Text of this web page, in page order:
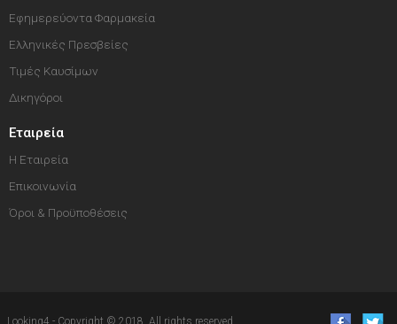
Εφημερεύοντα Φαρμακεία
Ελληνικές Πρεσβείες
Τιμές Καυσίμων
Δικηγόροι
Εταιρεία
Η Εταιρεία
Επικοινωνία
Όροι & Προϋποθέσεις
Looking4 - Copyright © 2018. All rights reserved.